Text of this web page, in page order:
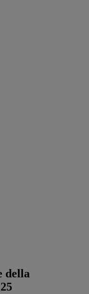
della